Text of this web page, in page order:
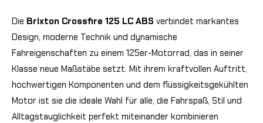
Die Brixton Crossfire 125 LC ABS verbindet markantes
Design, moderne Technik und dynamische
Fahreigenschaften zu einem 125er-Motorrad, das in seiner
Klasse neue Maßstäbe setzt. Mit ihrem kraftvollen Auftritt,
hochwertigen Komponenten und dem flüssigkeitsgekühlten
Motor ist sie die ideale Wahl für alle, die Fahrspaß, Stil und
Alltagstauglichkeit perfekt miteinander kombinieren